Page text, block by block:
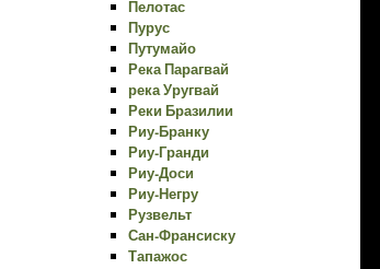
Пелотас
Пурус
Путумайо
Река Парагвай
река Уругвай
Реки Бразилии
Риу-Бранку
Риу-Гранди
Риу-Доси
Риу-Негру
Рузвельт
Сан-Франсиску
Тапажос